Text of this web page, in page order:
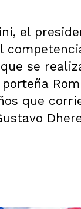
el
se
que